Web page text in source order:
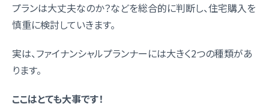
プランは大丈夫なのか？などを総合的に判断し、住宅購入を
慎重に検討していきます。
実は、ファイナンシャルプランナーには大きく2つの種類があ
ります。
ここはとても大事です！